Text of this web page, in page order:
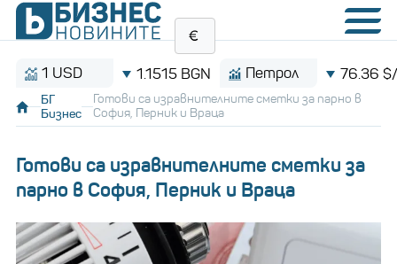
1 USD 1.1515 BGN Петрол 76.36 $/
БГ
Бизнес
Готови са изравнителните сметки за парно в
София, Перник и Враца
Готови са изравнителните сметки за
парно в София, Перник и Враца